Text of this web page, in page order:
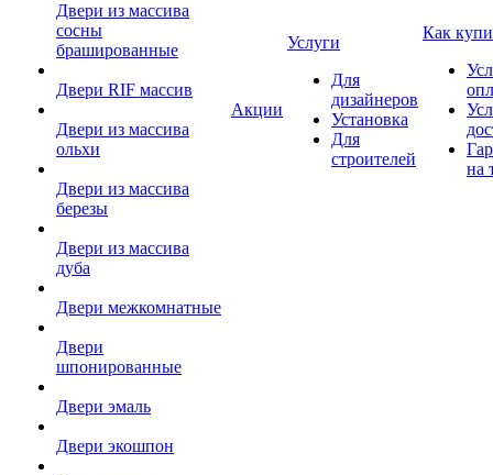
Двери из массива
сосны
брашированные
Двери RIF массив
Двери из массива
ольхи
Двери из массива
березы
Двери из массива
дуба
Двери межкомнатные
Двери
шпонированные
Двери эмаль
Двери экошпон
Акции
Услуги
Для
дизайнеров
Установка
Для
строителей
Как
на